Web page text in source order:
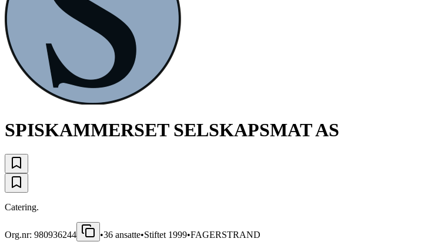
SPISKAMMERSET SELSKAPSMAT AS
Catering.
Org.nr: 980936244 •36 ansatte•Stiftet 1999•FAGERSTRAND